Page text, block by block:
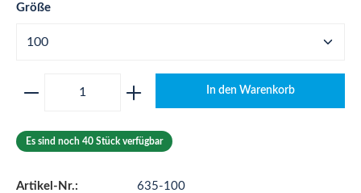
Größeauswählen
Produkt Anzahl: Gib den gewünschten
In den Warenkorb
Es sind noch 40 Stück verfügbar
Artikel-Nr.: 635-100